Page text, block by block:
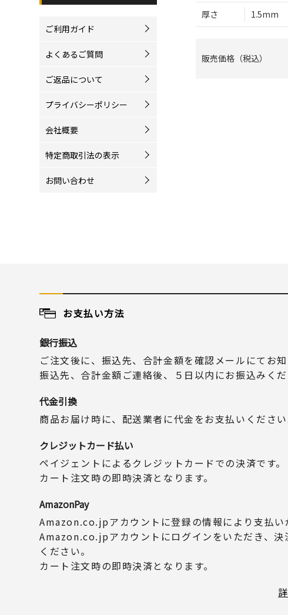
厚さ 1.5mm
販売価格（税込）
ご利用ガイド
よくあるご質問
ご返品について
プライバシーポリシー
会社概要
特定商取引法の表示
お問い合わせ
お支払い方法
銀行振込
ご注文後に、振込先、合計金額を確認メールにてお知
振込先、合計金額ご連絡後、５日以内にお振込みくだ
代金引換
商品お届け時に、配送業者に代金をお支払いください
クレジットカード払い
ペイジェントによるクレジットカードでの決済です。
カート注文時の即時決済となります。
AmazonPay
Amazon.co.jpアカウントに登録の情報により支払い
Amazon.co.jpアカウントにログインをいただき、決
ください。
カート注文時の即時決済となります。